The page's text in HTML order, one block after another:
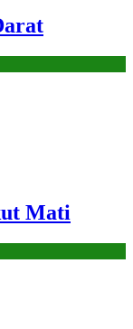
Mati